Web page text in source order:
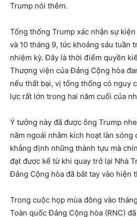
Trump nói thêm.
Tổng thống Trump xác nhận sự
và 10 tháng 9, tức khoảng sáu tuần
nhiệm kỳ. Đây là thời điểm quyền
Thượng viện của Đảng Cộng hòa
nếu thất bại, vị tổng thống có nguy
lực rất lớn trong hai năm cuối của
Ý tưởng này đã được ông Trump
năm ngoái nhằm kích hoạt làn sóng
khẳng định những thành tựu mà
đạt được kể từ khi quay trở lại Nhà
Đảng Cộng hòa đã bắt tay vào hiện
Trong cuộc họp mùa đông vào
Toàn quốc Đảng Cộng hòa (RNC)